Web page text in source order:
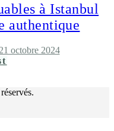
à Istanbul
authentique
21 octobre 2024